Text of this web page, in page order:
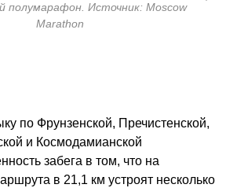
полумарафон. Источник: Moscow
Marathon
по Фрунзенской, Пречистенской,
и Космодамианской
забега в том, что на
в 21,1 км устроят несколько